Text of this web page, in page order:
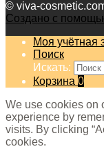
© viva-
Создано с
Моя учётная
Поиск
Искать:
Корзина 0
We use cookies on
experience by
visits. By clicking
cookies.